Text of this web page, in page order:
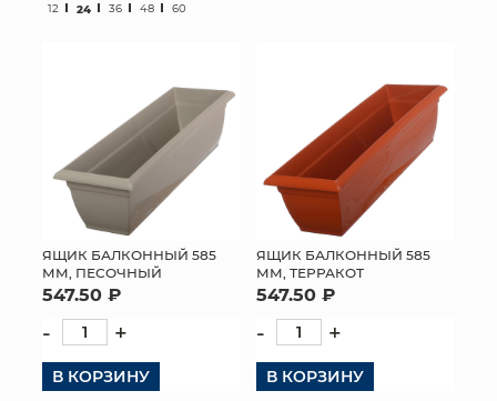
ЯЩИКИ
СУНДУКИ
ИСКУССТВЕННЫЕ ЦВЕТЫ
ПАКЕТЫ И СУМКИ
ПОДАРОЧНЫЕ КАРТЫ
ТОРГОВЫЙ ЦЕНТР
12 24 36 48 60
ЯЩИК БАЛКОННЫЙ 585
ММ, ПЕСОЧНЫЙ
547.50 ₽
- +
В КОРЗИНУ
ЯЩИК БАЛКОННЫЙ 585
ММ, ТЕРРАКОТ
547.50 ₽
- +
В КОРЗИНУ